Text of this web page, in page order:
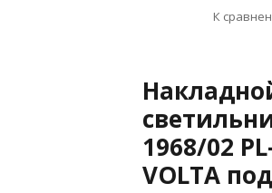
К
1968/02
VOLTA